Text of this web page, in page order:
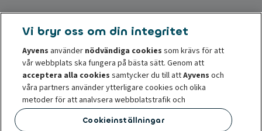
Vi bryr oss om din integritet
Ayvens använder nödvändiga cookies som krävs för att
vår webbplats ska fungera på bästa sätt. Genom att
acceptera alla cookies samtycker du till attAyvens och
våra partners använder ytterligare cookies och olika
metoder för att analysera webbplatstrafik och
onlinebeteende, erbjuda funktioner för sociala medier och
anpassa innehåll och annonser på och utanför vår
Cookieinställningar